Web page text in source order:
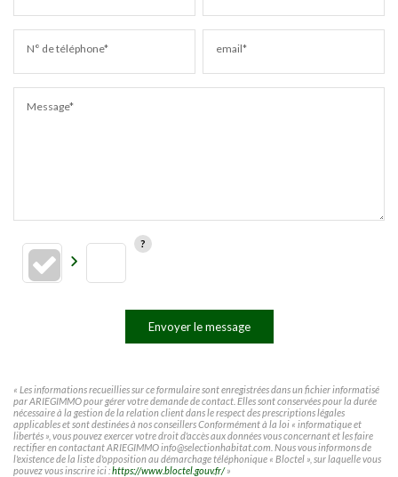
N° de téléphone* email*
Message*
Envoyer le message
« Les informations recueillies sur ce formulaire sont enregistrées dans un fichier informatisé
par ARIEGIMMO pour gérer votre demande de contact. Elles sont conservées pour la durée
nécessaire à la gestion de la relation client dans le respect des prescriptions légales
applicables et sont destinées à nos conseillers Conformément à la loi « informatique et
libertés », vous pouvez exercer votre droit d'accès aux données vous concernant et les faire
rectifier en contactant ARIEGIMMO info@selectionhabitat.com. Nous vous informons de
l'existence de la liste d'opposition au démarchage téléphonique « Bloctel », sur laquelle vous
pouvez vous inscrire ici :https://www.bloctel.gouv.fr/»